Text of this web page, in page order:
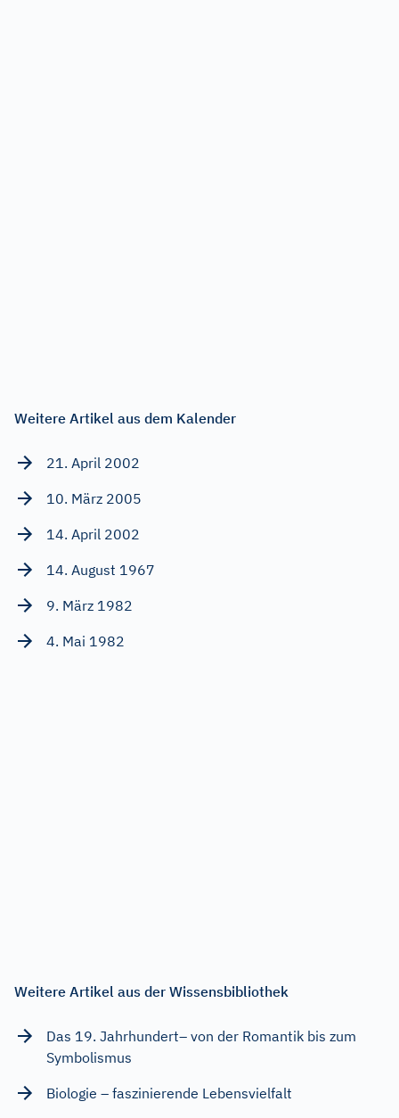
Weitere Artikel aus dem Kalender
21. April 2002
10. März 2005
14. April 2002
14. August 1967
9. März 1982
4. Mai 1982
Weitere Artikel aus der Wissensbibliothek
Das 19. Jahrhundert– von der Romantik bis zum
Symbolismus
Biologie – faszinierende Lebensvielfalt